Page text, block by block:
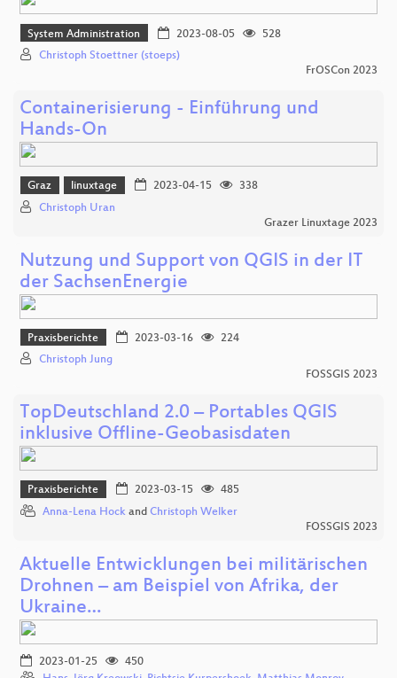
System Administration 2023-08-05
528
Christoph Stoettner (stoeps)
FrOSCon 2023
Containerisierung - Einführung und
Hands-On
Graz linuxtage 2023-04-15
338
Christoph Uran
Grazer Linuxtage 2023
Nutzung und Support von QGIS in der IT
der SachsenEnergie
Praxisberichte 2023-03-16
224
Christoph Jung
FOSSGIS 2023
TopDeutschland 2.0 – Portables QGIS
inklusive Offline-Geobasisdaten
Praxisberichte 2023-03-15
485
Anna-Lena Hock and Christoph Welker
FOSSGIS 2023
Aktuelle Entwicklungen bei militärischen
Drohnen – am Beispiel von Afrika, der
Ukraine…
2023-01-25
450